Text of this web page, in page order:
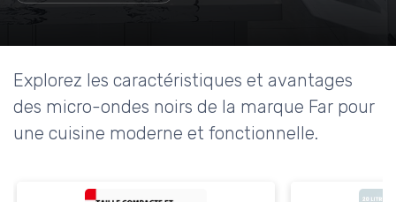
Explorez les caractéristiques et avantages
des micro-ondes noirs de la marque Far pour
une cuisine moderne et fonctionnelle.